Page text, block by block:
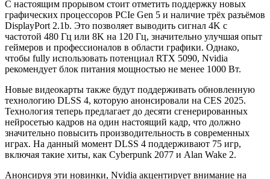
С настоящим прорывом стоит отметить поддержку новых
графических процессоров PCIe Gen 5 и наличие трёх разъёмов
DisplayPort 2.1b. Это позволяет выводить сигнал 4K с
частотой 480 Гц или 8K на 120 Гц, значительно улучшая опыт
геймеров и профессионалов в области графики. Однако,
чтобы fully использовать потенциал RTX 5090, Nvidia
рекомендует блок питания мощностью не менее 1000 Вт.
Новые видеокарты также будут поддерживать обновленную
технологию DLSS 4, которую анонсировали на CES 2025.
Технология теперь предлагает до десяти сгенерированных
нейросетью кадров на один настоящий кадр, что должно
значительно повысить производительность в современных
играх. На данный момент DLSS 4 поддерживают 75 игр,
включая такие хиты, как Cyberpunk 2077 и Alan Wake 2.
Анонсируя эти новинки, Nvidia акцентирует внимание на